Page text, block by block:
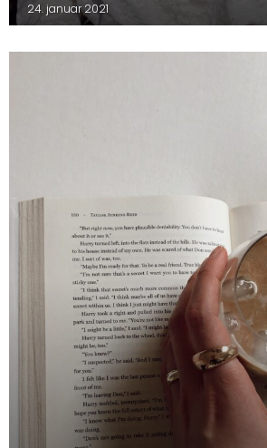
24. januar 2021